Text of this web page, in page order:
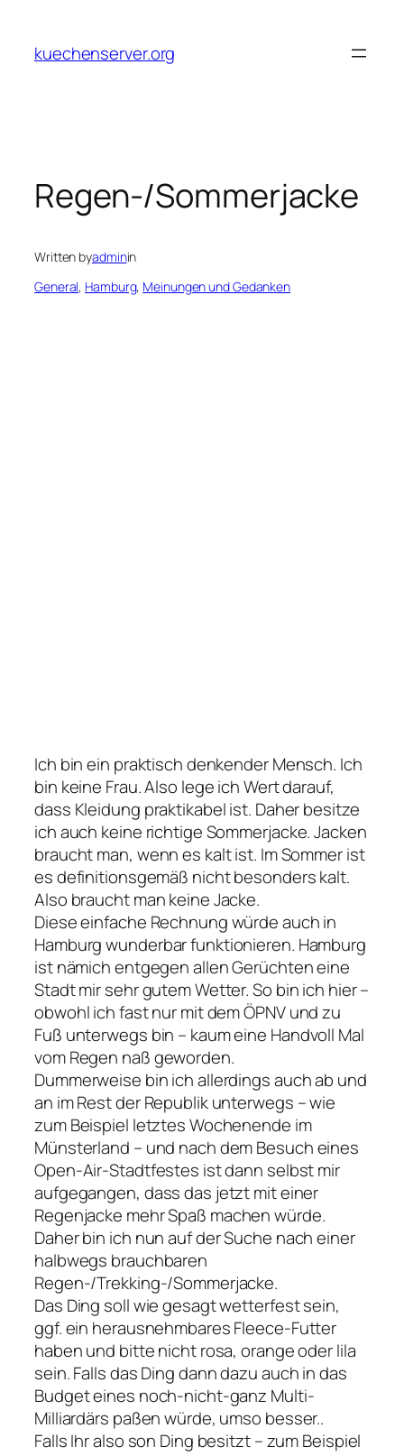
content
kuechenserver.org
Regen-/Sommerjacke
Written byadminin
General, Hamburg, Meinungen und Gedanken
Ich bin ein praktisch denkender Mensch. Ich
bin keine Frau. Also lege ich Wert darauf,
dass Kleidung praktikabel ist. Daher besitze
ich auch keine richtige Sommerjacke. Jacken
braucht man, wenn es kalt ist. Im Sommer ist
es definitionsgemäß nicht besonders kalt.
Also braucht man keine Jacke.
Diese einfache Rechnung würde auch in
Hamburg wunderbar funktionieren. Hamburg
ist nämich entgegen allen Gerüchten eine
Stadt mir sehr gutem Wetter. So bin ich hier –
obwohl ich fast nur mit dem ÖPNV und zu
Fuß unterwegs bin – kaum eine Handvoll Mal
vom Regen naß geworden.
Dummerweise bin ich allerdings auch ab und
an im Rest der Republik unterwegs – wie
zum Beispiel letztes Wochenende im
Münsterland – und nach dem Besuch eines
Open-Air-Stadtfestes ist dann selbst mir
aufgegangen, dass das jetzt mit einer
Regenjacke mehr Spaß machen würde.
Daher bin ich nun auf der Suche nach einer
halbwegs brauchbaren
Regen-/Trekking-/Sommerjacke.
Das Ding soll wie gesagt wetterfest sein,
ggf. ein herausnehmbares Fleece-Futter
haben und bitte nicht rosa, orange oder lila
sein. Falls das Ding dann dazu auch in das
Budget eines noch-nicht-ganz Multi-
Milliardärs paßen würde, umso besser..
Falls Ihr also son Ding besitzt – zum Beispiel